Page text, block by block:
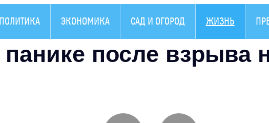
ПОЛИТИКА ЭКОНОМИКА САД И ОГОРОД ЖИЗНЬ
после взрыва